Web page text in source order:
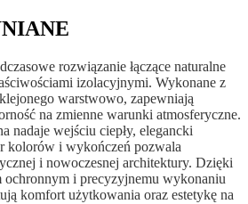
rozwiązanie łączące naturalne
izolacyjnymi. Wykonane z
warstwowo, zapewniają
na zmienne warunki atmosferyczne.
nadaje wejściu ciepły, elegancki
kolorów i wykończeń pozwala
i nowoczesnej architektury. Dzięki
ochronnym i precyzyjnemu wykonaniu
komfort użytkowania oraz estetykę na